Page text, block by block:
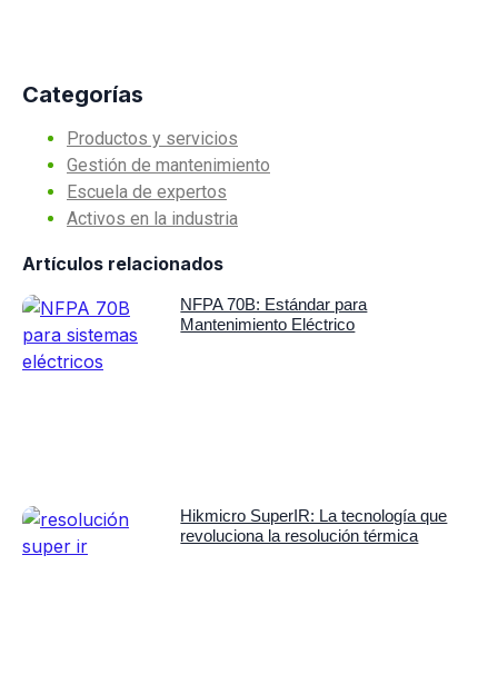
Categorías
Productos y servicios
Gestión de mantenimiento
Escuela de expertos
Activos en la industria
Artículos relacionados
NFPA 70B: Estándar para
Mantenimiento Eléctrico
Hikmicro SuperIR: La tecnología que
revoluciona la resolución térmica